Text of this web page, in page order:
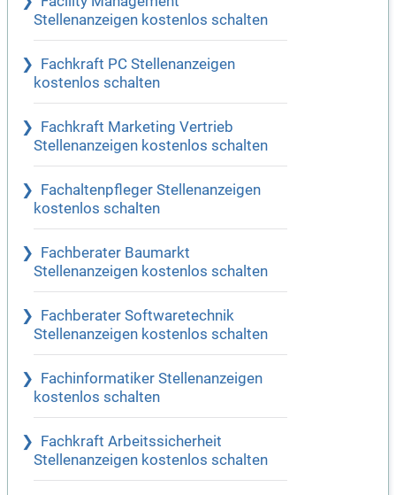
Stellenanzeigen kostenlos schalten
Fachkraft PC Stellenanzeigen
kostenlos schalten
Fachkraft Marketing Vertrieb
Stellenanzeigen kostenlos schalten
Fachaltenpfleger Stellenanzeigen
kostenlos schalten
Fachberater Baumarkt
Stellenanzeigen kostenlos schalten
Fachberater Softwaretechnik
Stellenanzeigen kostenlos schalten
Fachinformatiker Stellenanzeigen
kostenlos schalten
Fachkraft Arbeitssicherheit
Stellenanzeigen kostenlos schalten